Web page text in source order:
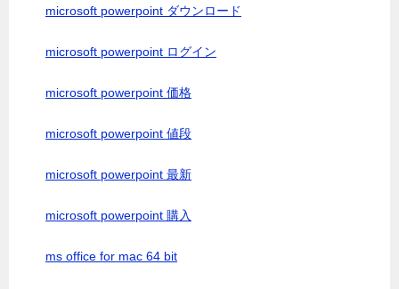
microsoft powerpoint ダウンロード
microsoft powerpoint ログイン
microsoft powerpoint 価格
microsoft powerpoint 値段
microsoft powerpoint 最新
microsoft powerpoint 購入
ms office for mac 64 bit